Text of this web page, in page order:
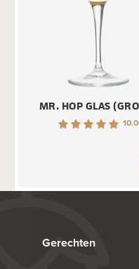
MR. HOP GLAS
10.0
Gerechten